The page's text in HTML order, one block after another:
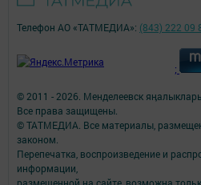
© 2011 - 2026. Менделеевск
Все права защищены.
© ТАТМЕДИА. Все материалы,
законом.
Перепечатка, воспроизведение и
информации,
Телефон АО «ТАТМЕДИА»: (843) 222 09
;